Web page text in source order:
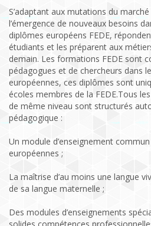
S’adaptant aux mutations du
l’émergence de nouveaux besoins
diplômes européens FEDE,
étudiants et les préparent aux
demain. Les formations FEDE sont
pédagogues et de chercheurs dans
européennes, ces diplômes sont
écoles membres de la FEDE.Tous
de même niveau sont structurés
pédagogique :
Un module d’enseignement
européennes ;
La maîtrise d’au moins une langue
de sa langue maternelle ;
Des modules d’enseignements
solides compétences